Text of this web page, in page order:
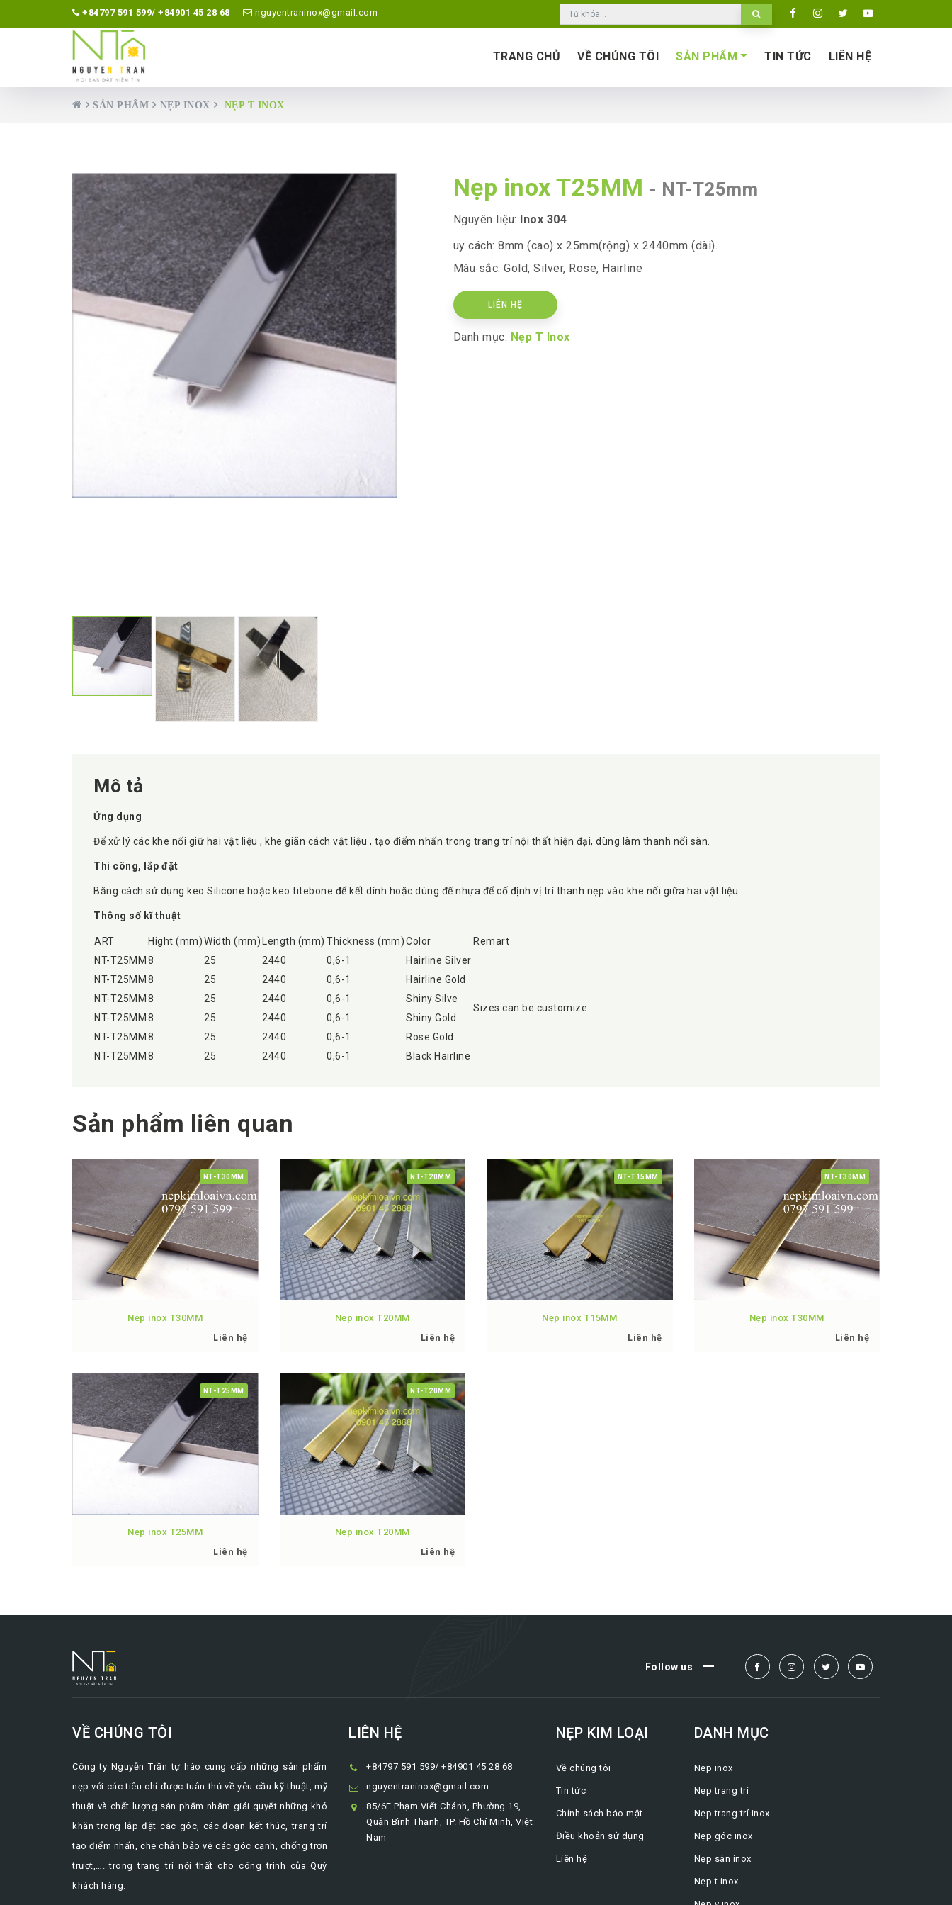
+84797 591 599/ +84901 45 28 68 nguyentraninox@gmail.com
TRANG CHỦ VỀ CHÚNG TÔI SẢN PHẨM TIN TỨC LIÊN HỆ
SẢN PHẨM NẸP INOX NẸP T INOX
Nẹp inox T25MM - NT-T25mm
Nguyên liệu: Inox 304
uy cách: 8mm (cao) x 25mm(rộng) x 2440mm (dài).
Màu sắc: Gold, Silver, Rose, Hairline
LIÊN HỆ
Danh mục: Nẹp T Inox
Mô tả
Ứng dụng
Để xử lý các khe nối giữ hai vật liệu , khe giãn cách vật liệu , tạo điểm nhấn trong trang trí nội thất hiện đại, dùng làm thanh nối sàn.
Thi công, lắp đặt
Bằng cách sử dụng keo Silicone hoặc keo titebone để kết dính hoặc dùng đế nhựa để cố định vị trí thanh nẹp vào khe nối giữa hai vật liệu.
Thông số kĩ thuật
ART Hight (mm)Width (mm) Length (mm) Thickness (mm)Color
Remart
NT-T25MM 8 25 2440 0,6-1 Hairline Silver
Sizes can be customize
NT-T25MM 8 25 2440 0,6-1
Hairline Gold
NT-T25MM 8 25 2440 0,6-1
Shiny Silve
NT-T25MM 8 25 2440 0,6-1
Shiny Gold
NT-T25MM 8 25 2440 0,6-1
Rose Gold
NT-T25MM 8 25 2440 0,6-1 Black Hairline
Sản phẩm liên quan
NT-T30MM
Nẹp inox T30MM
Liên hệ
NT-T20MM
Nẹp inox T20MM
Liên hệ
NT-T15MM
Nẹp inox T15MM
Liên hệ
NT-T30MM
Nẹp inox T30MM
Liên hệ
NT-T25MM
Nẹp inox T25MM
Liên hệ
NT-T20MM
Nẹp inox T20MM
Liên hệ
Follow us
VỀ CHÚNG TÔI
Công ty Nguyễn Trần tự hào cung cấp những sản phẩm
nẹp với các tiêu chí được tuân thủ về yêu cầu kỹ thuật, mỹ
thuật và chất lượng sản phẩm nhằm giải quyết những khó
khăn trong lắp đặt các góc, các đoạn kết thúc, trang trí
tạo điểm nhấn, che chắn bảo vệ các góc cạnh, chống trơn
trượt,…. trong trang trí nội thất cho công trình của Quý
khách hàng.
LIÊN HỆ
+84797 591 599/ +84901 45 28 68
nguyentraninox@gmail.com
85/6F Phạm Viết Chánh, Phường 19,
Quận Bình Thạnh, TP. Hồ Chí Minh, Việt
Nam
NẸP KIM LOẠI
Về chúng tôi
Tin tức
Chính sách bảo mật
Điều khoản sử dụng
Liên hệ
DANH MỤC
Nẹp inox
Nẹp trang trí
Nẹp trang trí inox
Nẹp góc inox
Nẹp sàn inox
Nẹp t inox